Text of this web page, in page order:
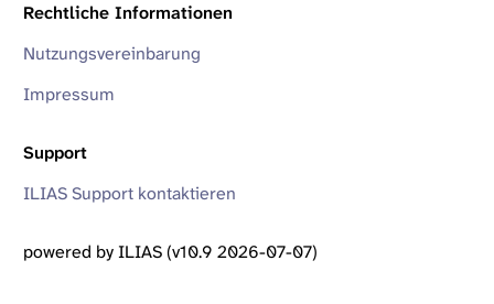
Rechtliche Informationen
Nutzungsvereinbarung
Impressum
Support
ILIAS Support kontaktieren
powered by ILIAS (v10.9 2026-07-07)